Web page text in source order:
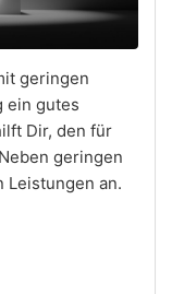
geringen
ein gutes
Dir, den für
geringen
Leistungen an.